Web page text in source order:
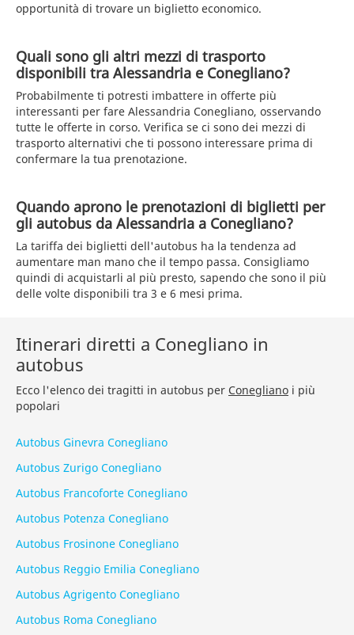
opportunità di trovare un biglietto economico.
Quali sono gli altri mezzi di trasporto
disponibili tra Alessandria e Conegliano?
Probabilmente ti potresti imbattere in offerte più
interessanti per fare Alessandria Conegliano, osservando
tutte le offerte in corso. Verifica se ci sono dei mezzi di
trasporto alternativi che ti possono interessare prima di
confermare la tua prenotazione.
Quando aprono le prenotazioni di biglietti per
gli autobus da Alessandria a Conegliano?
La tariffa dei biglietti dell'autobus ha la tendenza ad
aumentare man mano che il tempo passa. Consigliamo
quindi di acquistarli al più presto, sapendo che sono il più
delle volte disponibili tra 3 e 6 mesi prima.
Itinerari diretti a Conegliano in
autobus
Ecco l'elenco dei tragitti in autobus per Conegliano i più
popolari
Autobus Ginevra Conegliano
Autobus Zurigo Conegliano
Autobus Francoforte Conegliano
Autobus Potenza Conegliano
Autobus Frosinone Conegliano
Autobus Reggio Emilia Conegliano
Autobus Agrigento Conegliano
Autobus Roma Conegliano